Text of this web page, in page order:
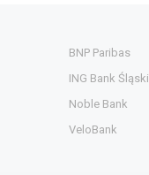
BNP Paribas
ING Bank Śląski
Noble Bank
VeloBank